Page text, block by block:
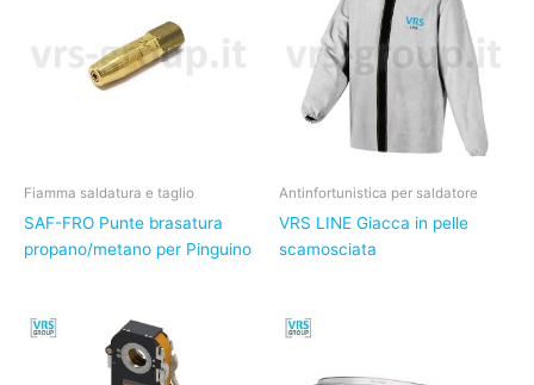
Fiamma saldatura e taglio
SAF-FRO Punte brasatura
propano/metano per Pinguino
Antinfortunistica per saldatore
VRS LINE Giacca in pelle
scamosciata
era:
è: